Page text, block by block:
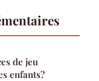
de jeu
enfants?